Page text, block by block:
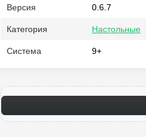
Версия 0.6.7
Категория Настольные
Система 9+